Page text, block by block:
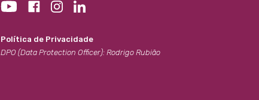
Política de Privacidade
DPO (Data Protection Officer): Rodrigo Rubião